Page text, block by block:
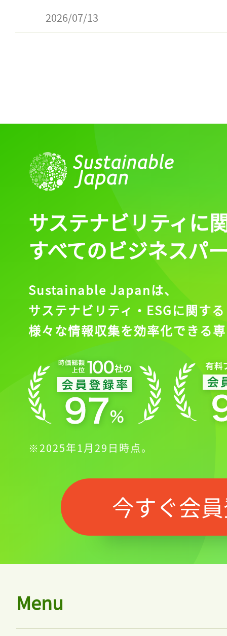
2026/07/13 ログイン
サステナビリティに
すべてのビジネスパ
Sustainable Japanは、
サステナビリティ・ESGに関する
様々な情報収集を効率化できる
※2025年1月29日時点。
今すぐ会
Menu